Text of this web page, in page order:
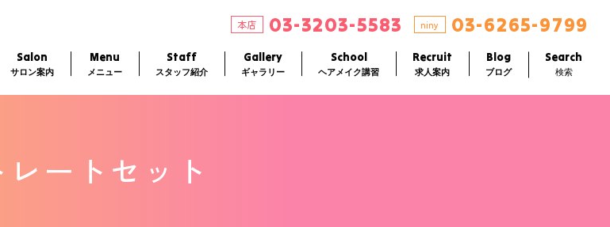
本店 03-3203-5583 niny 03-6265-9799
Salon
サロン案内
Menu
メニュー
Staff
スタッフ紹介
Gallery
ギャラリー
School
ヘアメイク講習
Recruit
求人案内
Blog
ブログ
Search
検索
レートセット